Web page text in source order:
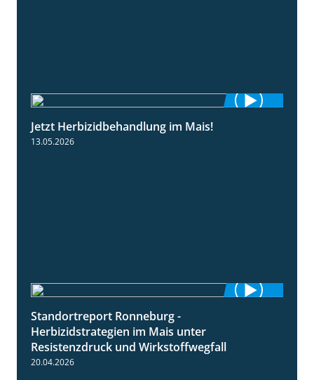
Jetzt Herbizidbehandlung im Mais!
13.05.2026
Standortreport Ronneburg -
Herbizidstrategien im Mais unter
Resistenzdruck und Wirkstoffwegfall
20.04.2026